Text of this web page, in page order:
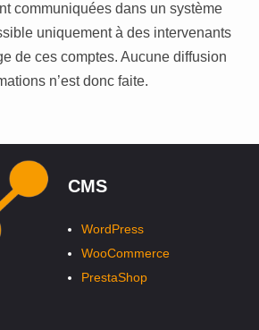
communiquées dans un système
uniquement à des intervenants
de ces comptes. Aucune diffusion
n’est donc faite.
CMS
WordPress
WooCommerce
PrestaShop